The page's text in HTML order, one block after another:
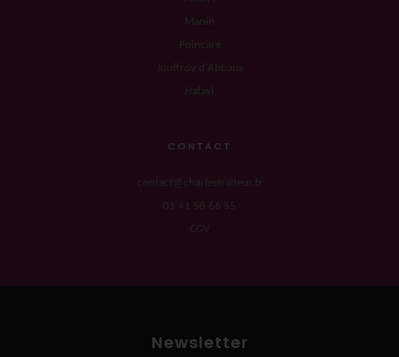
Manin
Poincaré
Jouffroy d'Abbans
Halavi
CONTACT
contact@charlestraiteur.fr
01 41 58 66 55
CGV
Newsletter